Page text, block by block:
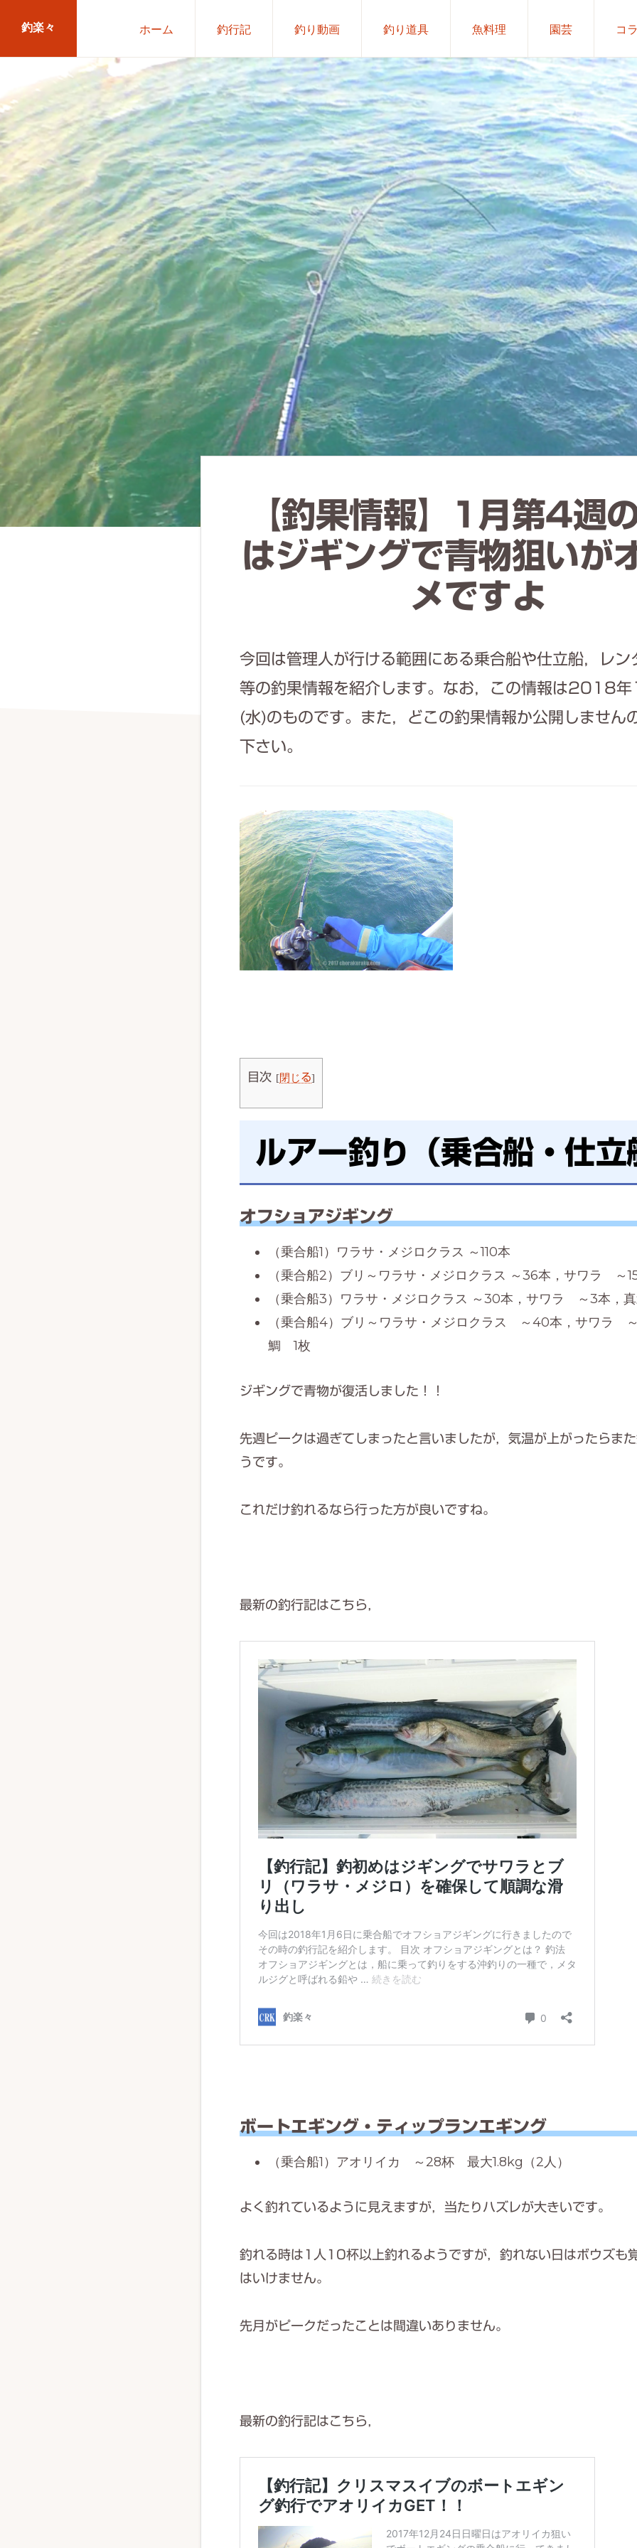
primary
navigation
main
content
釣楽々
水・
淡
水，
ル
ア
ー・
エ
サ
問
わ
ず
幅
広
く
釣
り
を
紹
介
ホーム 釣行記 釣り動画 釣り道具 魚料理 園芸 コ
【釣果情報】1月第4週
はジギングで青物狙いが
メですよ
今回は管理人が行ける範囲にある乗合船や仕立船，レン
等の釣果情報を紹介します。なお，この情報は2018
(水)のものです。また，どこの釣果情報か公開しません
下さい。
目次 [閉じる]
ルアー釣り（乗合船・仕立
オフショアジギング
（乗合船1）ワラサ・メジロクラス ～110本
（乗合船2）ブリ～ワラサ・メジロクラス ～36本，サワラ ～
（乗合船3）ワラサ・メジロクラス ～30本，サワラ ～3本，
（乗合船4）ブリ～ワラサ・メジロクラス ～40本，サワラ
鯛 1枚
ジギングで青物が復活しました！！
先週ピークは過ぎてしまったと言いましたが，気温が上がったらま
うです。
これだけ釣れるなら行った方が良いですね。
最新の釣行記はこちら，
ボートエギング・ティップランエギング
（乗合船1）アオリイカ ～28杯 最大1.8kg（2人）
よく釣れているように見えますが，当たりハズレが大きいです。
釣れる時は1人10杯以上釣れるようですが，釣れない日はボウズも
はいけません。
先月がピークだったことは間違いありません。
最新の釣行記はこちら，